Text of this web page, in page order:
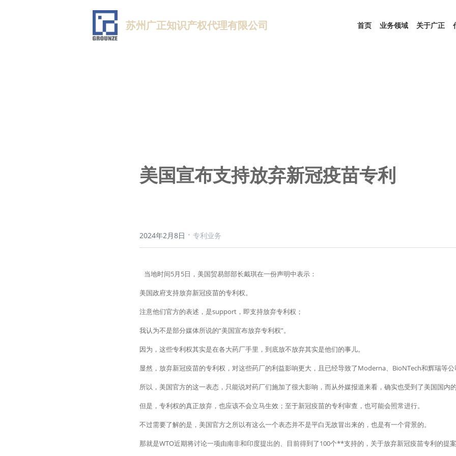
苏州广正知识产权代理有限公司 首页 业务领域 关于广正
美国宣布支持放弃新冠疫苗专利
2024年2月8日 · 专利业务
   当地时间5月5日，美国贸易部部长戴琪在一份声明中表示：
美国政府支持放弃新冠疫苗的专利权。
注意他们官方的表述，是support，即支持放弃专利权；
我认为不是部分媒体所说的“美国宣布放弃专利权”。
因为，这些专利权其实是在各大药厂手里，到底放不放弃其实是他们的事儿。
显然，放弃新冠疫苗的专利权，对这些药厂的利益影响更大，且已经导致了Moderna、BioNTech和辉瑞等公
所以，美国官方的这一表态，只能说对药厂们施加了很大影响，而从外媒报道来看，确实也受到了美国国内的
但是，专利权的真正放弃，也应该不会立马生效；至于新冠疫苗的专利审查，也可能会照常进行。
不过需要了解的是，美国官方之所以有这么一个表态并不是平白无故冒出来的，也是有一个背景的。
那就是WTO近期将讨论一项由南非和印度提出的、目前得到了100个**支持的，关于放弃新冠疫苗专利的提案